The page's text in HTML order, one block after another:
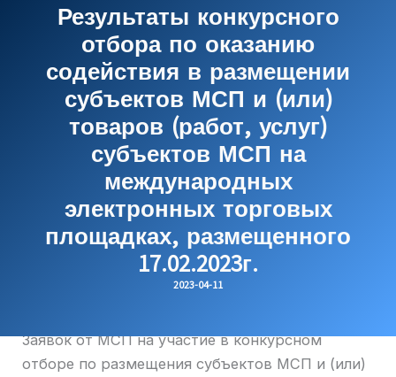
Результаты конкурсного
отбора по оказанию
содействия в размещении
субъектов МСП и (или)
товаров (работ, услуг)
субъектов МСП на
международных
электронных торговых
площадках, размещенного
17.02.2023г.
2023-04-11
Заявок от МСП на участие в конкурсном
отборе по размещения субъектов МСП и (или)